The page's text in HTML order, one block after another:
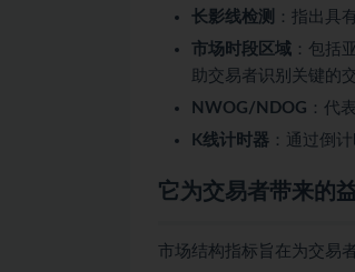
长影线检测
：指出具
市场时段区域 ：包括
助交易者识别关键的
NWOG/NDOG ：代
K线计时器 ：通过倒
它为交易者带来的
市场结构指标旨在为交易